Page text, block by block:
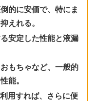
的に安価で、特にま
えれる。
安定した性能と液漏
もちゃなど、一般的
能。
用すれば、さらに便